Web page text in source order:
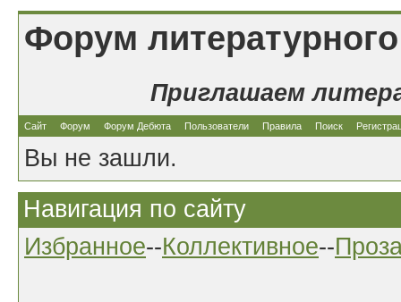
Форум
Приглашаем
Сайт Форум Форум Дебюта Пользователи Правила Поиск
Вы не зашли.
Навигация по сайту
Избранное--Коллективное--